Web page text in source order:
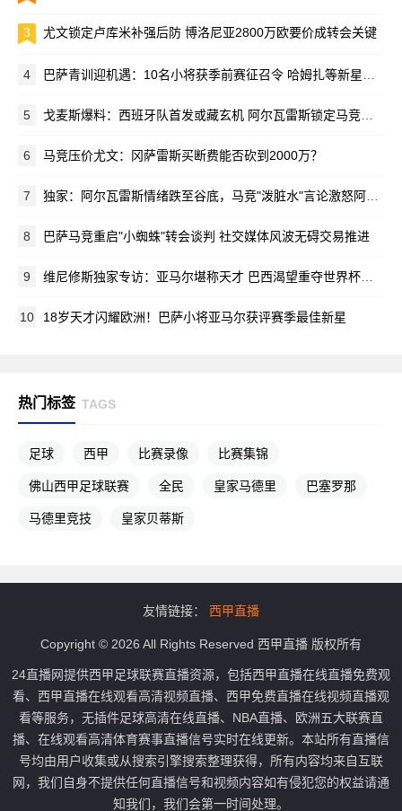
3 尤文锁定卢库米补强后防 博洛尼亚2800万欧要价成转会关键
4 巴萨青训迎机遇：10名小将获季前赛征召令 哈姆扎等新星在列
5 戈麦斯爆料：西班牙队首发或藏玄机 阿尔瓦雷斯锁定马竞新赛季蓝图
6 马竞压价尤文：冈萨雷斯买断费能否砍到2000万？
7 独家：阿尔瓦雷斯情绪跌至谷底，马竞"泼脏水"言论激怒阿根廷新星
8 巴萨马竞重启"小蜘蛛"转会谈判 社交媒体风波无碍交易推进
9 维尼修斯独家专访：亚马尔堪称天才 巴西渴望重夺世界杯荣耀
10 18岁天才闪耀欧洲！巴萨小将亚马尔获评赛季最佳新星
热门标签 TAGS
足球 西甲 比赛录像 比赛集锦
佛山西甲足球联赛 全民 皇家马德里 巴塞罗那
马德里竞技 皇家贝蒂斯
友情链接： 西甲直播
Copyright © 2026 All Rights Reserved 西甲直播 版权所有
24直播网提供西甲足球联赛直播资源，包括西甲直播在线直播免费观
看、西甲直播在线观看高清视频直播、西甲免费直播在线视频直播观
看等服务，无插件足球高清在线直播、NBA直播、欧洲五大联赛直
播、在线观看高清体育赛事直播信号实时在线更新。本站所有直播信
号均由用户收集或从搜索引擎搜索整理获得，所有内容均来自互联
网，我们自身不提供任何直播信号和视频内容如有侵犯您的权益请通
知我们，我们会第一时间处理。